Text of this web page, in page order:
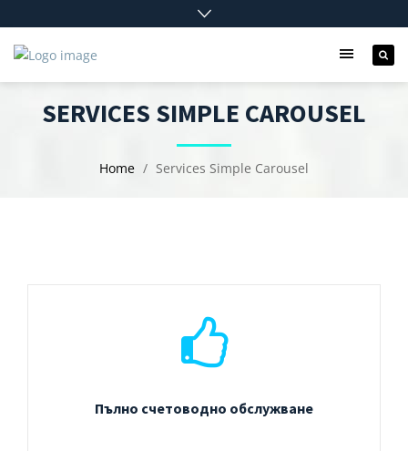
SERVICES SIMPLE CAROUSEL
Home Services Simple Carousel
Пълно счетоводно обслужване